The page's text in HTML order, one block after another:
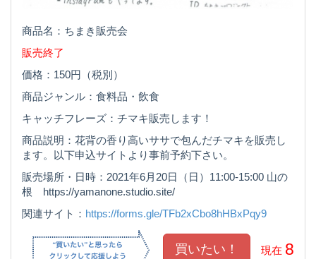
商品名：ちまき販売会
販売終了
価格：150円（税別）
商品ジャンル：食料品・飲食
キャッチフレーズ：チマキ販売します！
商品説明：花背の香り高いササで包んだチマキを販売し
ます。以下申込サイトより事前予約下さい。
販売場所・日時：2021年6月20日（日）11:00-15:00 山の
根 https://yamanone.studio.site/
関連サイト： https://forms.gle/TFb2xCbo8hHBxPqy9
現在 8